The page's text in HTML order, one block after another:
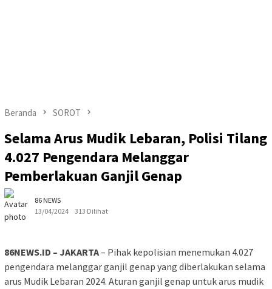
Beranda SOROT
Selama Arus Mudik Lebaran, Polisi Tilang
4.027 Pengendara Melanggar
Pemberlakuan Ganjil Genap
86 NEWS
13/04/2024
313 Dilihat
86NEWS.ID – JAKARTA– Pihak kepolisian menemukan 4.027
pengendara melanggar ganjil genap yang diberlakukan selama
arus Mudik Lebaran 2024. Aturan ganjil genap untuk arus mudik